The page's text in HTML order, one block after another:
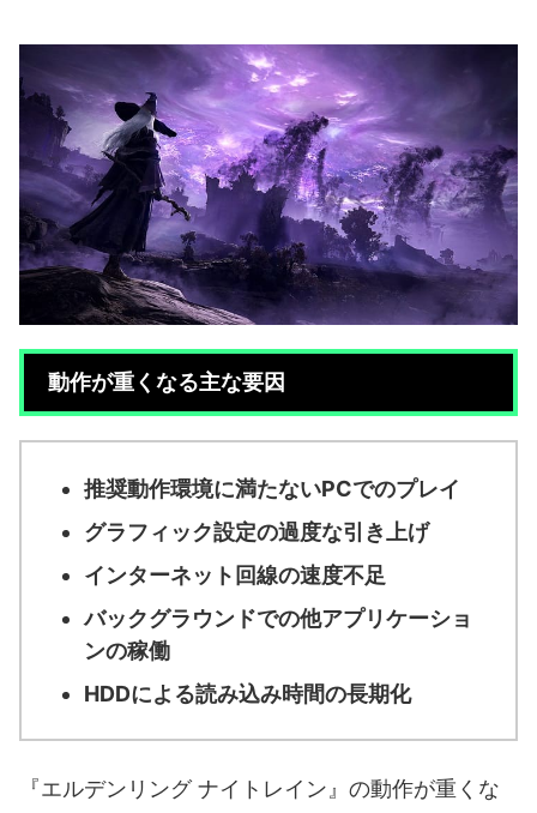
動作が重くなる主な要因
推奨動作環境に満たないPCでのプレイ
グラフィック設定の過度な引き上げ
インターネット回線の速度不足
バックグラウンドでの他アプリケーショ
ンの稼働
HDDによる読み込み時間の長期化
『エルデンリング ナイトレイン』の動作が重くな